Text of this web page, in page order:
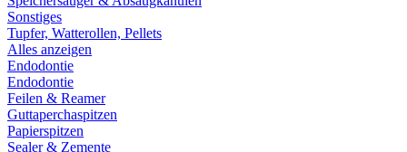
Sonstiges
Tupfer, Watterollen, Pellets
Alles anzeigen
Endodontie
Endodontie
Feilen & Reamer
Guttaperchaspitzen
Papierspitzen
Sealer & Zemente